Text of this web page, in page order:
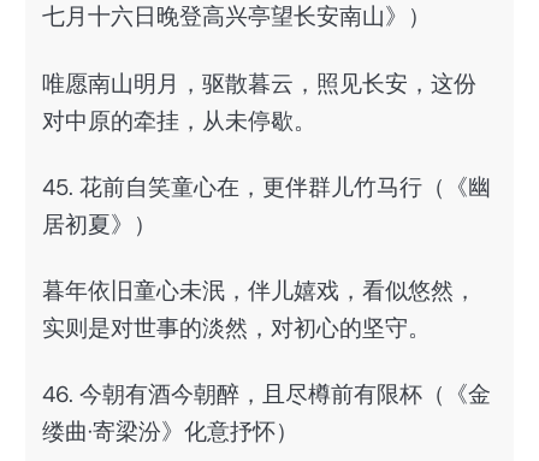
七月十六日晚登高兴亭望长安南山》）
唯愿南山明月，驱散暮云，照见长安，这份
对中原的牵挂，从未停歇。
45. 花前自笑童心在，更伴群儿竹马行（《幽
居初夏》）
暮年依旧童心未泯，伴儿嬉戏，看似悠然，
实则是对世事的淡然，对初心的坚守。
46. 今朝有酒今朝醉，且尽樽前有限杯（《金
缕曲·寄梁汾》化意抒怀）